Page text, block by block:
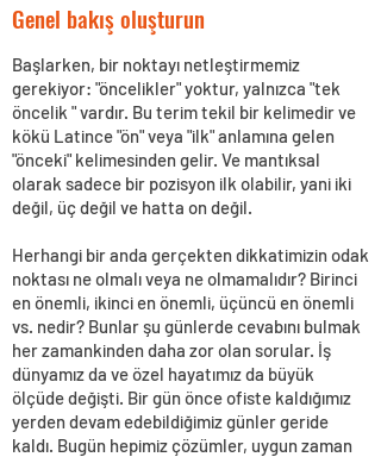
Genel bakış oluşturun
Başlarken, bir noktayı netleştirmemiz
gerekiyor: "öncelikler" yoktur, yalnızca "tek
öncelik " vardır. Bu terim tekil bir kelimedir ve
kökü Latince "ön" veya "ilk" anlamına gelen
"önceki" kelimesinden gelir. Ve mantıksal
olarak sadece bir pozisyon ilk olabilir, yani iki
değil, üç değil ve hatta on değil.
Herhangi bir anda gerçekten dikkatimizin odak
noktası ne olmalı veya ne olmamalıdır? Birinci
en önemli, ikinci en önemli, üçüncü en önemli
vs. nedir? Bunlar şu günlerde cevabını bulmak
her zamankinden daha zor olan sorular. İş
dünyamız da ve özel hayatımız da büyük
ölçüde değişti. Bir gün önce ofiste kaldığımız
yerden devam edebildiğimiz günler geride
kaldı. Bugün hepimiz çözümler, uygun zaman